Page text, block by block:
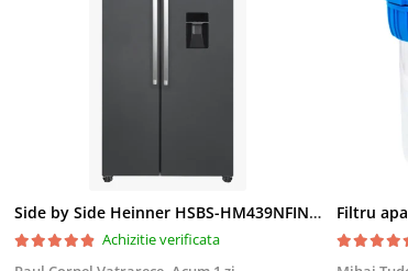
Side by Side Heinner HSBS-HM439NFINVDGWDE++, Total No Frost, Compresor Inverter, Dozator Apa, Display Touch LED, 439 L, Clasa E, Gri Antracit Texturat
Achizitie verificata